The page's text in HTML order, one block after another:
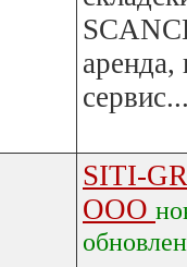
SITI-
ООО